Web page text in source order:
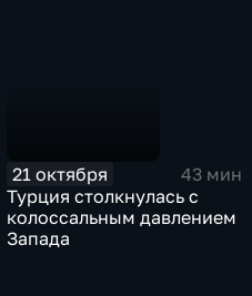
21 октября
43 мин
Турция столкнулась с
колоссальным давлением
Запада